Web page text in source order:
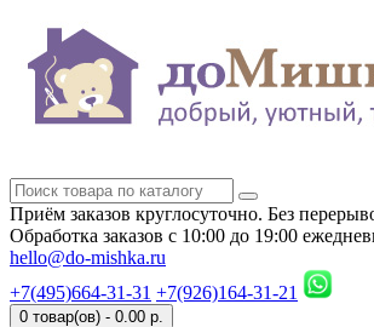
Приём заказов круглосуточно. Без
Обработка заказов с 10:00 до 19:00
hello@do-mishka.ru
+7(495)664-31-31 +7(926)164-31-21
0 товар(ов) - 0.00 р.